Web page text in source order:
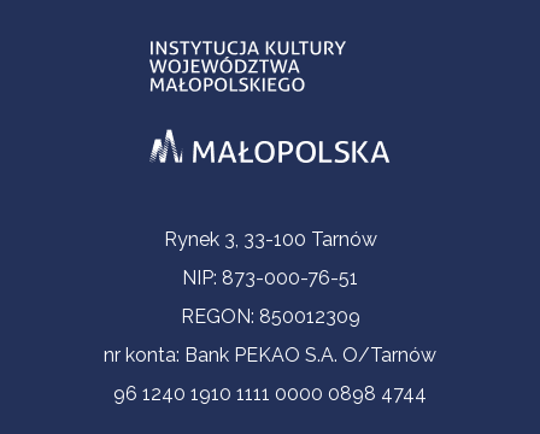
Informacje kontaktoweRynek 3, 33-100 Tarnów
NIP: 873-000-76-51
REGON: 850012309
nr konta: Bank PEKAO S.A. O/Tarnów
96 1240 1910 1111 0000 0898 4744